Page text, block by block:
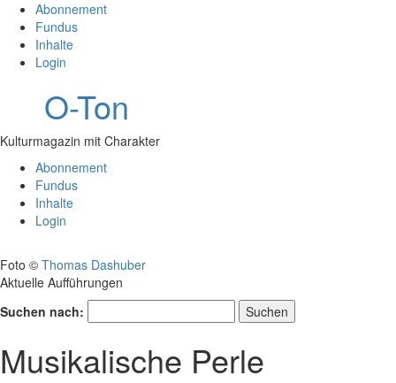
Abonnement
Fundus
Inhalte
Login
O-Ton
Kulturmagazin mit Charakter
Abonnement
Fundus
Inhalte
Login
Foto © Thomas Dashuber
Aktuelle Aufführungen
Suchen nach:
Musikalische Perle